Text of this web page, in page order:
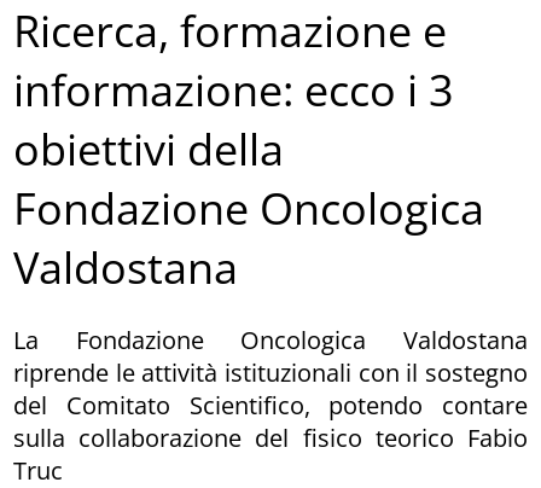
Ricerca, formazione e
informazione: ecco i 3
obiettivi della
Fondazione Oncologica
Valdostana
La Fondazione Oncologica Valdostana
riprende le attività istituzionali con il sostegno
del Comitato Scientifico, potendo contare
sulla collaborazione del fisico teorico Fabio
Truc